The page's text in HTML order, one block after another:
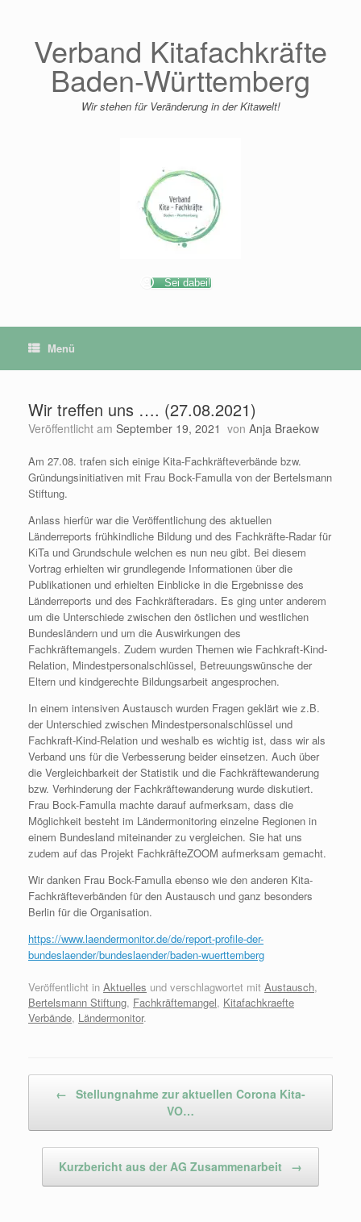
Verband Kitafachkräfte
Baden-Württemberg
Wir stehen für Veränderung in der Kitawelt!
Sei dabei!
Menü
Wir treffen uns …. (27.08.2021)
Veröffentlicht am September 19, 2021 von Anja Braekow
Am 27.08. trafen sich einige Kita-Fachkräfteverbände bzw.
Gründungsinitiativen mit Frau Bock-Famulla von der Bertelsmann
Stiftung.
Anlass hierfür war die Veröffentlichung des aktuellen
Länderreports frühkindliche Bildung und des Fachkräfte-Radar für
KiTa und Grundschule welchen es nun neu gibt. Bei diesem
Vortrag erhielten wir grundlegende Informationen über die
Publikationen und erhielten Einblicke in die Ergebnisse des
Länderreports und des Fachkräfteradars. Es ging unter anderem
um die Unterschiede zwischen den östlichen und westlichen
Bundesländern und um die Auswirkungen des
Fachkräftemangels. Zudem wurden Themen wie Fachkraft-Kind-
Relation, Mindestpersonalschlüssel, Betreuungswünsche der
Eltern und kindgerechte Bildungsarbeit angesprochen.
In einem intensiven Austausch wurden Fragen geklärt wie z.B.
der Unterschied zwischen Mindestpersonalschlüssel und
Fachkraft-Kind-Relation und weshalb es wichtig ist, dass wir als
Verband uns für die Verbesserung beider einsetzen. Auch über
die Vergleichbarkeit der Statistik und die Fachkräftewanderung
bzw. Verhinderung der Fachkräftewanderung wurde diskutiert.
Frau Bock-Famulla machte darauf aufmerksam, dass die
Möglichkeit besteht im Ländermonitoring einzelne Regionen in
einem Bundesland miteinander zu vergleichen. Sie hat uns
zudem auf das Projekt FachkräfteZOOM aufmerksam gemacht.
Wir danken Frau Bock-Famulla ebenso wie den anderen Kita-
Fachkräfteverbänden für den Austausch und ganz besonders
Berlin für die Organisation.
https://www.laendermonitor.de/de/report-profile-der-
bundeslaender/bundeslaender/baden-wuerttemberg
Veröffentlicht in Aktuelles und verschlagwortet mit Austausch,
Bertelsmann Stiftung, Fachkräftemangel, Kitafachkraefte
Verbände, Ländermonitor.
← Stellungnahme zur aktuellen Corona Kita-
VO…
Kurzbericht aus der AG Zusammenarbeit →